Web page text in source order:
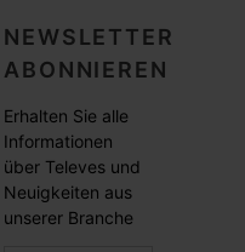
NEWSLETTER
ABONNIEREN
Erhalten Sie alle
Informationen
über Televes und
Neuigkeiten aus
unserer Branche